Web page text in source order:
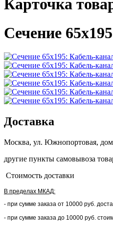
Карточка
Сечение
Доставка
Москва, ул. Южнопортовая, дом
другие пункты самовывоза
Стоимость доставки
В пределах МКАД:
- при сумме заказа от 10000 руб.
- при сумме заказа до 10000 руб.